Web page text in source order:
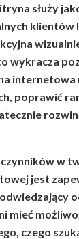
służy
klientów
wykracza
internetowa
poprawić
w
jest
mieć
czego